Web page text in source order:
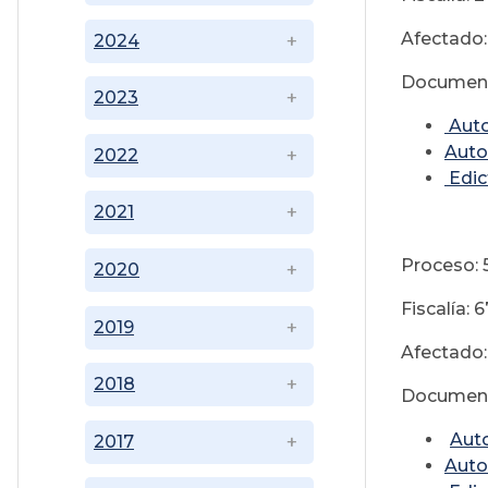
2017
2018
2019
2020
2021
2022
2023
2024
Proceso:
Fiscalía: